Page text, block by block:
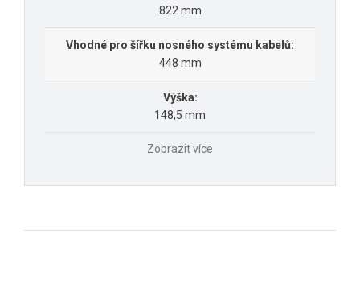
822 mm
Vhodné pro šířku nosného systému kabelů:
448 mm
Výška:
148,5 mm
Zobrazit více